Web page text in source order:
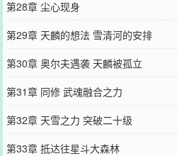
第28章 尘心现身
第29章 天麟的想法 雪清河的安排
第30章 奥尔夫遇袭 天麟被孤立
第31章 同修 武魂融合之力
第32章 天雪之力 突破二十级
第33章 抵达往星斗大森林